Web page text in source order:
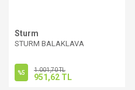
Sturm
STURM BALAKLAVA
%5 1.001,70 TL
951,62 TL